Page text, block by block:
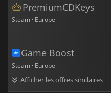
PremiumCDKeys
Steam · Europe
Game Boost
Steam · Europe
Afficher les offres similaires